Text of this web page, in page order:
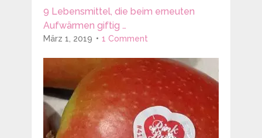
9 Lebensmittel, die beim erneuten
Aufwärmen giftig …
März 1, 2019 1 Comment